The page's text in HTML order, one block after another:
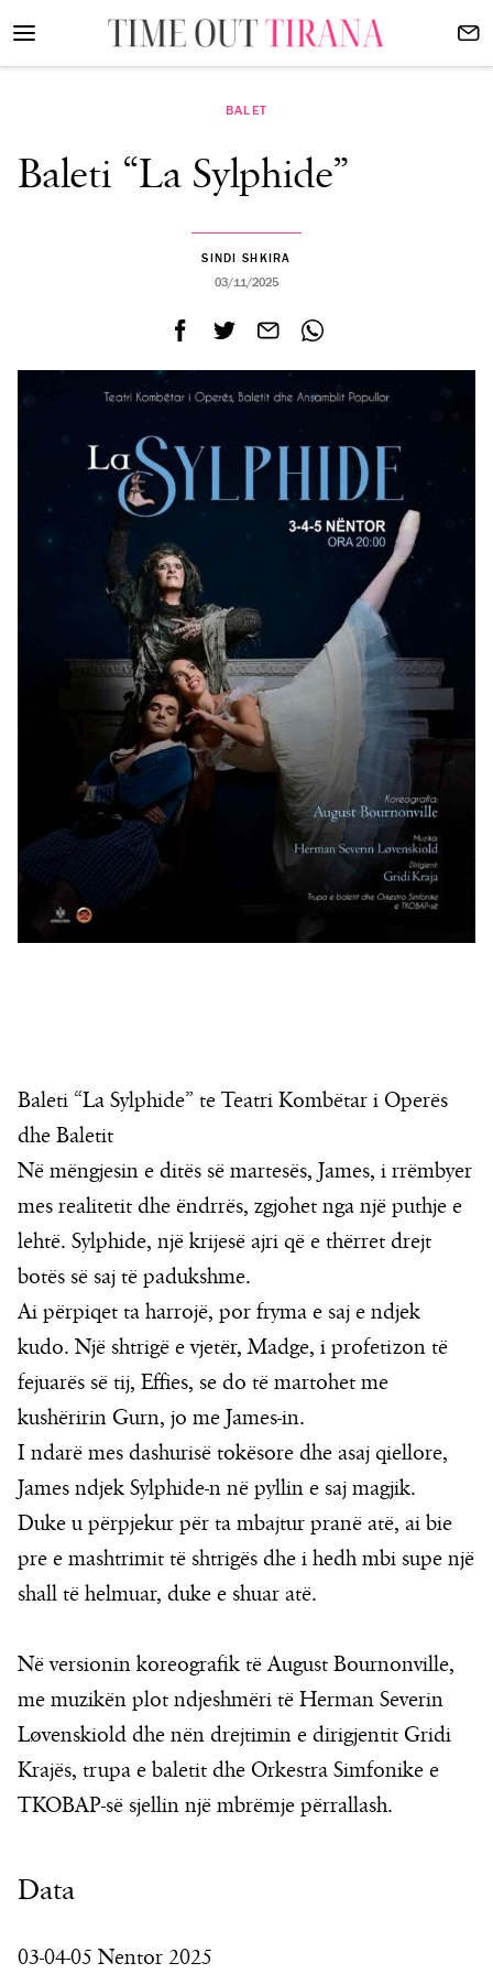
BALET
Baleti “La Sylphide”
SINDI SHKIRA
03/11/2025
Baleti “La Sylphide” te Teatri Kombëtar i Operës
dhe Baletit
Në mëngjesin e ditës së martesës, James, i rrëmbyer
mes realitetit dhe ëndrrës, zgjohet nga një puthje e
lehtë. Sylphide, një krijesë ajri që e thërret drejt
botës së saj të padukshme.
Ai përpiqet ta harrojë, por fryma e saj e ndjek
kudo. Një shtrigë e vjetër, Madge, i profetizon të
fejuarës së tij, Effies, se do të martohet me
kushëririn Gurn, jo me James-in.
I ndarë mes dashurisë tokësore dhe asaj qiellore,
James ndjek Sylphide-n në pyllin e saj magjik.
Duke u përpjekur për ta mbajtur pranë atë, ai bie
pre e mashtrimit të shtrigës dhe i hedh mbi supe një
shall të helmuar, duke e shuar atë.
Në versionin koreografik të August Bournonville,
me muzikën plot ndjeshmëri të Herman Severin
Løvenskiold dhe nën drejtimin e dirigjentit Gridi
Krajës, trupa e baletit dhe Orkestra Simfonike e
TKOBAP-së sjellin një mbrëmje përrallash.
Data
03-04-05 Nentor 2025